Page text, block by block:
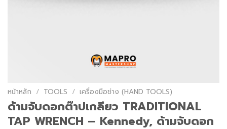
หน้าหลัก / TOOLS / เครื่องมือช่าง (HAND TOOLS)
ด้ามจับดอกต๊าปเกลียว TRADITIONAL
TAP WRENCH – Kennedy, ด้ามจับดอก